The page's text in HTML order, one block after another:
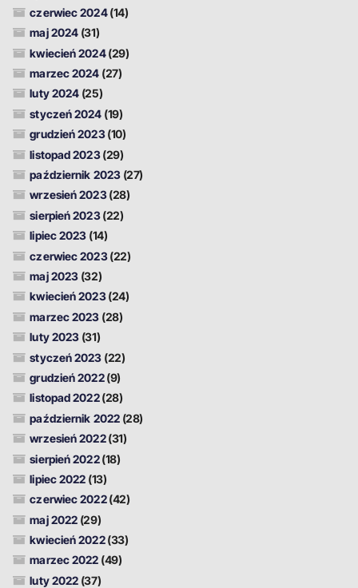
czerwiec 2024(14)
maj 2024 (31)
kwiecień 2024(29)
marzec 2024 (27)
luty 2024 (25)
styczeń 2024 (19)
grudzień 2023(10)
listopad 2023(29)
październik 2023(27)
wrzesień 2023(28)
sierpień 2023(22)
lipiec 2023 (14)
czerwiec 2023(22)
maj 2023 (32)
kwiecień 2023(24)
marzec 2023 (28)
luty 2023 (31)
styczeń 2023 (22)
grudzień 2022(9)
listopad 2022(28)
październik 2022(28)
wrzesień 2022(31)
sierpień 2022(18)
lipiec 2022 (13)
czerwiec 2022(42)
maj 2022 (29)
kwiecień 2022(33)
marzec 2022 (49)
luty 2022 (37)